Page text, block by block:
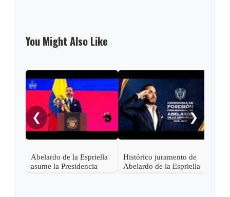
You Might Also Like
❮
Abelardo de la Espriella
asume la Presidencia
Histórico juramento de
Abelardo de la Espriella
❯